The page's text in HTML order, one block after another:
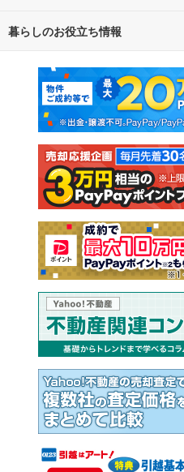
不動産・住宅
新築マンション
新築一戸建て
注文住宅
売却査定
暮らしのお役立ち情報
マンションカタログ